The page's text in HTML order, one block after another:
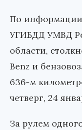
По информации
УГИБДД УМВД
области,
Benz и
636-м
четверг, 24
За рулем